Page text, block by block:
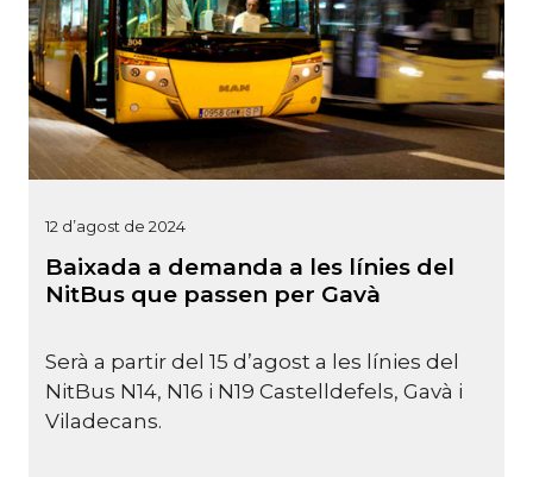
12 d’agost de 2024
Baixada a demanda a les línies del
NitBus que passen per Gavà
Serà a partir del 15 d’agost a les línies del
NitBus N14, N16 i N19 Castelldefels, Gavà i
Viladecans.